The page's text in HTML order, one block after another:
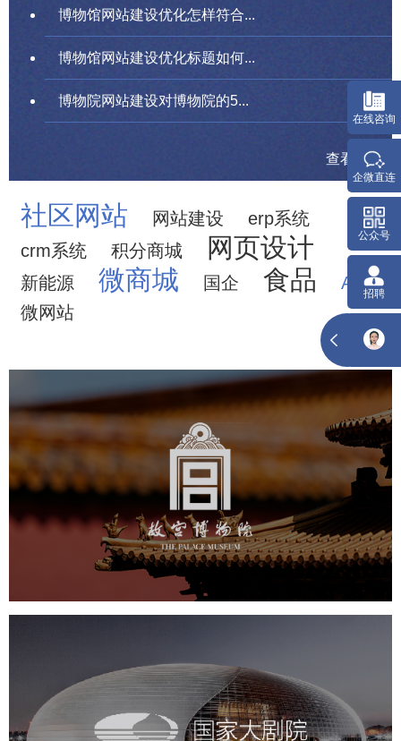
博物馆网站建设优化怎样符合...
博物馆网站建设优化标题如何...
博物院网站建设对博物院的5...
查看更多
社区网站 网站建设
erp系统
crm系统
积分商城 网页设计
新能源 微商城 国企 食品
APP
微网站
故宫博物院
文化艺术 博物馆 智慧博物馆
博物馆网站建设
景区网站建设
文创商城 万能专题 网站代运营
国家大剧院